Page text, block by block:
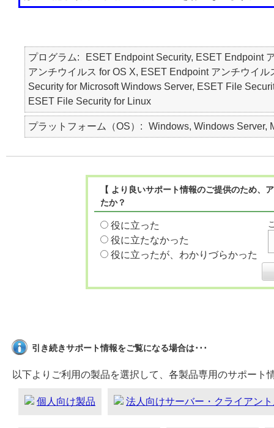
プログラム
ESET Endpoint Security, ESET Endpoint
アンチウイルス for OS X, ESET Endpoint アンチウイ
Security for Microsoft Windows Server, ESET File
ESET File Security for Linux
プラットフォーム（OS） Windows, Windows Server,
【 より良いサポート情報のご提供のため
たか？
役に立った
役に立たなかった
役に立ったが、わかりづらかった
引き続きサポート情報をご覧になる場合は･･･
以下よりご利用の製品を選択して、各製品専用のサポート
個人向け製品 法人向けサーバー・クライアン